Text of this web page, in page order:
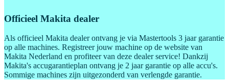
Officieel Makita dealer
Als officieel Makita dealer ontvang je via Mastertools 3 jaar garantie
op alle machines. Registreer jouw machine op de website van
Makita Nederland en profiteer van deze dealer service! Dankzij
Makita's accugarantieplan ontvang je 2 jaar garantie op alle accu's.
Sommige machines zijn uitgezonderd van verlengde garantie.